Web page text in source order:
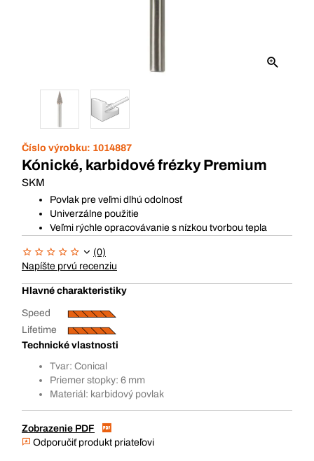
Číslo výrobku: 1014887
Kónické, karbidové frézky Premium
SKM
Povlak pre veľmi dlhú odolnosť
Univerzálne použitie
Veľmi rýchle opracovávanie s nízkou tvorbou tepla
(0)
Napíšte prvú recenziu
Hlavné charakteristiky
Speed
Lifetime
Technické vlastnosti
Tvar: Conical
Priemer stopky: 6 mm
Materiál: karbidový povlak
Zobrazenie PDF
Odporučiť produkt priateľovi